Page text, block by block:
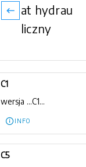
at hydrau
liczny
C1
wersja ...C1...
INFO
C5